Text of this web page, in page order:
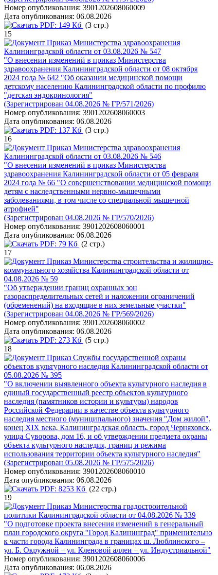
Номер опубликования: 3901202608060009
Дата опубликования: 06.08.2026
PDF: 149 Кб (3 стр.)
15
Приказ Министерства здравоохранения
Калининградской области от 03.08.2026 № 547
"О внесении изменений в приказ Министерства
здравоохранения Калининградской области от 08 октября
2024 года № 642 "Об оказании медицинской помощи
детскому населению Калининградской области по профилю
"детская эндокринология"
(Зарегистрирован 04.08.2026 № ГР/571/2026)
Номер опубликования: 3901202608060003
Дата опубликования: 06.08.2026
PDF: 137 Кб (3 стр.)
16
Приказ Министерства здравоохранения
Калининградской области от 03.08.2026 № 546
"О внесении изменений в приказ Министерства
здравоохранения Калининградской области от 05 февраля
2024 года № 66 "О совершенствовании медицинской помощи
детям с наследственными нервно-мышечными
заболеваниями, в том числе со специальной мышечной
атрофией"
(Зарегистрирован 04.08.2026 № ГР/570/2026)
Номер опубликования: 3901202608060001
Дата опубликования: 06.08.2026
PDF: 79 Кб (2 стр.)
17
Приказ Министерства строительства и жилищно-
коммунального хозяйства Калининградской области от
04.08.2026 № 59
"Об утверждении границ охранных зон
газораспределительных сетей и наложении ограничений
(обременений) на входящие в них земельные участки"
(Зарегистрирован 04.08.2026 № ГР/569/2026)
Номер опубликования: 3901202608060002
Дата опубликования: 06.08.2026
PDF: 273 Кб (5 стр.)
18
Приказ Службы государственной охраны
объектов культурного наследия Калининградской области от
05.08.2026 № 395
"О включении выявленного объекта культурного наследия в
единый государственный реестр объектов культурного
наследия (памятников истории и культуры) народов
Российской Федерации в качестве объекта культурного
наследия местного (муниципального) значения "Дом жилой",
конец XIX века, Калининградская область, город Черняховск,
улица Суворова, дом 16, и об утверждении предмета охраны
объекта культурного наследия, границ и режима
использования территории объекта культурного наследия"
(Зарегистрирован 05.08.2026 № ГР/575/2026)
Номер опубликования: 3901202608060010
Дата опубликования: 06.08.2026
PDF: 8253 Кб (22 стр.)
19
Приказ Министерства градостроительной
политики Калининградской области от 04.08.2026 № 339
"О подготовке проекта внесения изменений в генеральный
план городского округа "Город Калининград" применительно
к части города Калининграда в границах ш. Люблинского –
ул. Б. Окружной – ул. Кленовой аллеи – ул. Индустриальной"
Номер опубликования: 3901202608060006
Дата опубликования: 06.08.2026